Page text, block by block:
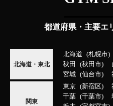
都道府県・主要エ
北海道・東北
北海道 札幌市
秋田
秋田市
宮城
仙台市
関東
東京 新宿区
千葉
千葉市